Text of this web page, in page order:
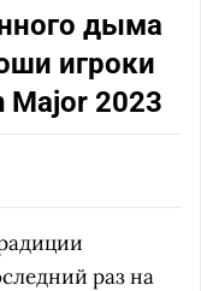
дыма
игроки
Major 2023
раз на